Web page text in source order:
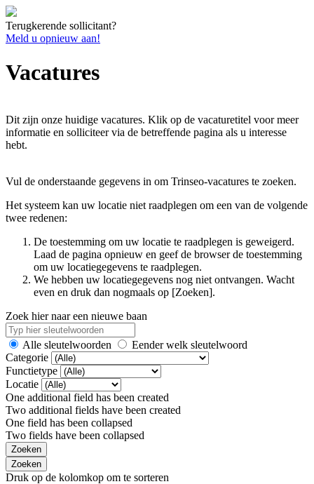
Terugkerende sollicitant?
Meld u opnieuw aan!
Vacatures
Dit zijn onze huidige vacatures. Klik op de vacaturetitel voor meer
informatie en solliciteer via de betreffende pagina als u interesse
hebt.
Vul de onderstaande gegevens in om Trinseo-vacatures te zoeken.
Het systeem kan uw locatie niet raadplegen om een van de volgende
twee redenen:
De toestemming om uw locatie te raadplegen is geweigerd.
Laad de pagina opnieuw en geef de browser de toestemming
om uw locatiegegevens te raadplegen.
We hebben uw locatiegegevens nog niet ontvangen. Wacht
even en druk dan nogmaals op [Zoeken].
Zoek hier naar een nieuwe baan
Alle sleutelwoorden
Eender welk sleutelwoord
Categorie
Functietype
Locatie
One additional field has been created
Two additional fields have been created
One field has been collapsed
Two fields have been collapsed
Druk op de kolomkop om te sorteren